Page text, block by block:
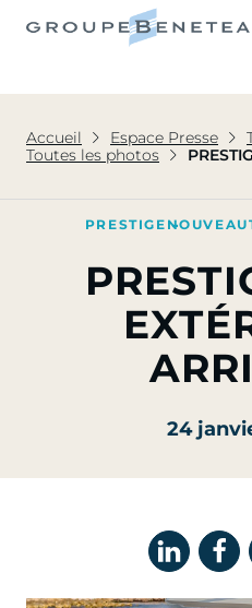
Accueil Espace Presse
Toutes les photos
PRESTIGE
24